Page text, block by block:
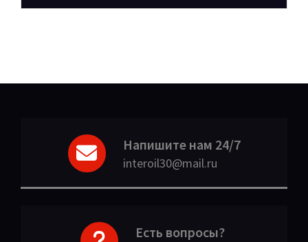
Напишите нам 24/7
interoil30@mail.ru
Есть вопросы?